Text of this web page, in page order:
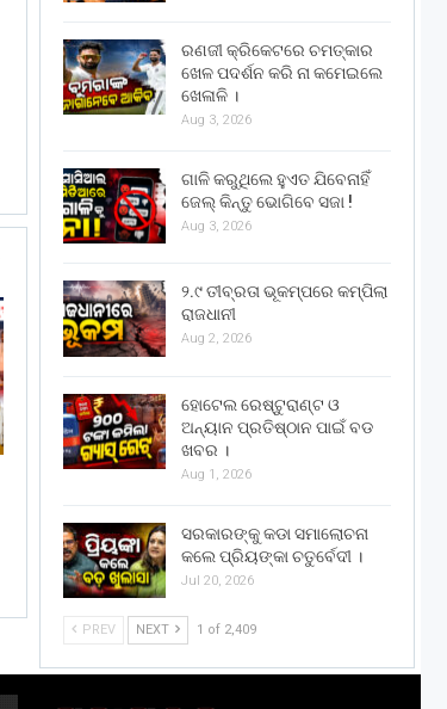
ରଣଜୀ କ୍ରିକେଟରେ ଚମତ୍କାର
ଖେଳ ପଦର୍ଶନ କରି ନା କମେଇଲେ
ଖେଳାଳି ।
Aug 3, 2026
ଗାଳି କରୁଥିଲେ ହୁଏତ ଯିବେନାହିଁ
ଜେଲ୍ କିନ୍ତୁ ଭୋଗିବେ ସଜା !
Aug 3, 2026
୨.୯ ତୀବ୍ରତା ଭୂକମ୍ପରେ କମ୍ପିଲା
ରାଜଧାନୀ
Aug 2, 2026
ହୋଟେଲ ରେଷ୍ଟୁରାଣ୍ଟ ଓ
ଅନ୍ୟାନ ପ୍ରତିଷ୍ଠାନ ପାଇଁ ବଡ
ଖବର ।
Aug 1, 2026
ସରକାରଙ୍କୁ କଡା ସମାଲୋଚନା
କଲେ ପ୍ରିୟଙ୍କା ଚତୁର୍ବେଦୀ ।
Jul 20, 2026
PREV NEXT 1 of 2,409